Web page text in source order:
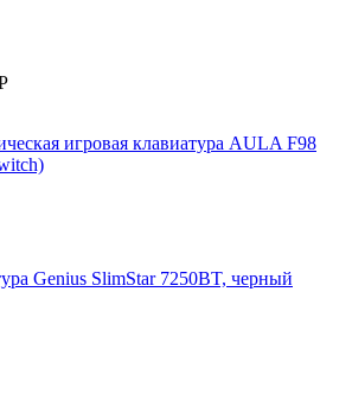
игровая клавиатура AULA F98